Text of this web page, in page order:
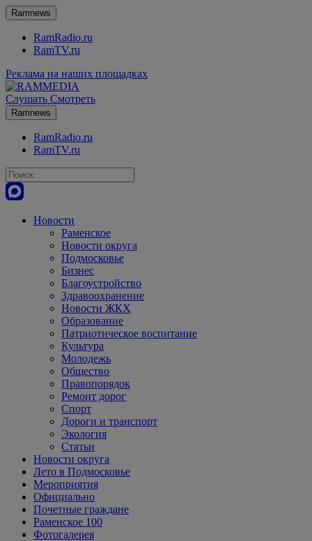
Ramnews
RamRadio.ru
RamTV.ru
Реклама на наших площадках
Слушать Смотреть
Ramnews
RamRadio.ru
RamTV.ru
Новости
Раменское
Новости округа
Подмосковье
Бизнес
Благоустройство
Здравоохранение
Новости ЖКХ
Образование
Патриотическое воспитание
Культура
Молодежь
Общество
Правопорядок
Ремонт дорог
Спорт
Дороги и транспорт
Экология
Статьи
Новости округа
Лето в Подмосковье
Мероприятия
Официально
Почетные граждане
Раменское 100
Фотогалерея